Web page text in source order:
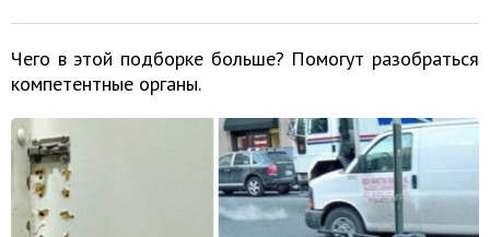
Чего в этой подборке больше? Помогут разобраться
компетентные органы.